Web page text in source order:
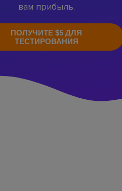
вам прибыль.
ПОЛУЧИТЕ $5 ДЛЯ
ТЕСТИРОВАНИЯ